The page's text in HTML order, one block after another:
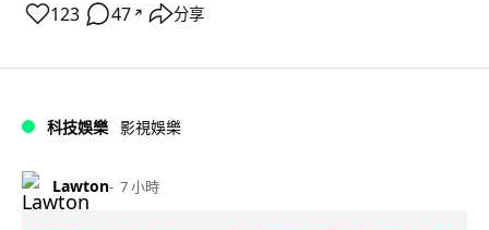
123 47 ↗ 分享
科技娛樂 影視娛樂
Lawton 7 小時